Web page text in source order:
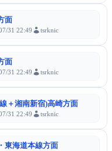
面
31 22:49 tsrknic
面
31 22:49 tsrknic
＋湘南新宿)高崎方面
31 22:49 tsrknic
東海道本線方面